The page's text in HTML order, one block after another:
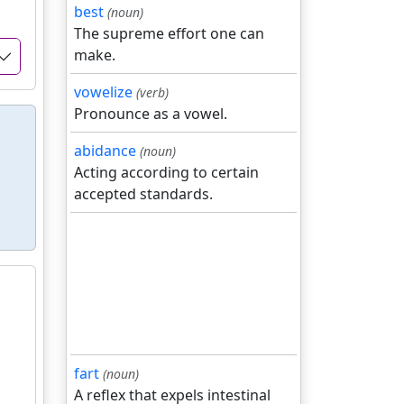
best (noun)
The supreme effort one can
make.
vowelize (verb)
Pronounce as a vowel.
abidance (noun)
Acting according to certain
accepted standards.
fart (noun)
A reflex that expels intestinal